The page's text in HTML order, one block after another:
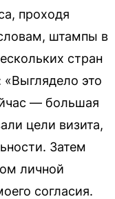
проходя
штампы в
стран
это
— большая
цели визита,
Затем
личной
согласия.